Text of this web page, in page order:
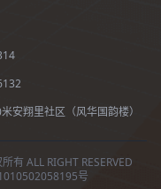
安翔里社区（风华国韵楼）
有 ALL RIGHT RESERVED
号